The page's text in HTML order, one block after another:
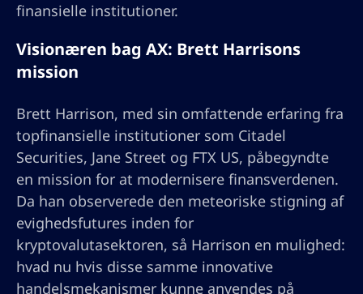
finansielle institutioner.
Visionæren bag AX: Brett Harrisons
mission
Brett Harrison, med sin omfattende erfaring fra
topfinansielle institutioner som Citadel
Securities, Jane Street og FTX US, påbegyndte
en mission for at modernisere finansverdenen.
Da han observerede den meteoriske stigning af
evighedsfutures inden for
kryptovalutasektoren, så Harrison en mulighed:
hvad nu hvis disse samme innovative
handelsmekanismer kunne anvendes på